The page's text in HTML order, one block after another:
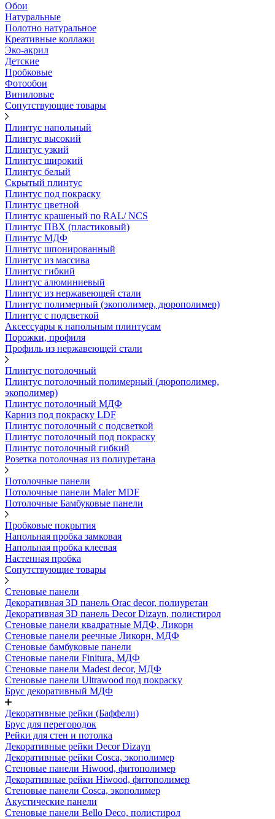
Обои
Натуральные
Полотно натуральное
Креативные коллажи
Эко-акрил
Детские
Пробковые
Фотообои
Виниловые
Сопутствующие товары
Плинтус напольный
Плинтус высокий
Плинтус узкий
Плинтус широкий
Плинтус белый
Скрытый плинтус
Плинтус под покраску
Плинтус цветной
Плинтус крашеный по RAL/ NCS
Плинтус ПВХ (пластиковый)
Плинтус МДФ
Плинтус шпонированный
Плинтус из массива
Плинтус гибкий
Плинтус алюминиевый
Плинтус из нержавеющей стали
Плинтус полимерный (экополимер, дюрополимер)
Плинтус с подсветкой
Аксессуары к напольным плинтусам
Порожки, профиля
Профиль из нержавеющей стали
Плинтус потолочный
Плинтус потолочный полимерный (дюрополимер,
экополимер)
Плинтус потолочный МДФ
Карниз под покраску LDF
Плинтус потолочный с подсветкой
Плинтус потолочный под покраску
Плинтус потолочный гибкий
Розетка потолочная из полиуретана
Потолочные панели
Потолочные панели Maler MDF
Потолочные Бамбуковые панели
Пробковые покрытия
Напольная пробка замковая
Напольная пробка клеевая
Настенная пробка
Сопутствующие товары
Стеновые панели
Декоративная 3D панель Orac decor, полиуретан
Декоративная 3D панель Decor Dizayn, полистирол
Стеновые панели квадратные МДФ, Ликорн
Стеновые панели реечные Ликорн, МДФ
Стеновые бамбуковые панели
Стеновые панели Finitura, МДФ
Стеновые панели Madest decor, МДФ
Стеновые панели Ultrawood под покраску
Брус декоративный МДФ
Декоративные рейки (Баффели)
Брус для перегородок
Рейки для стен и потолка
Декоративные рейки Decor Dizayn
Декоративные рейки Cosca, экополимер
Стеновые панели Hiwood, фитополимер
Декоративные рейки Hiwood, фитополимер
Стеновые панели Cosca, экополимер
Акустические панели
Стеновые панели Bello Deco, полистирол